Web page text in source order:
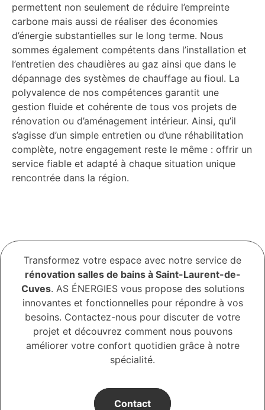
permettent non seulement de réduire l’empreinte
carbone mais aussi de réaliser des économies
d’énergie substantielles sur le long terme. Nous
sommes également compétents dans l’installation et
l’entretien des chaudières au gaz ainsi que dans le
dépannage des systèmes de chauffage au fioul. La
polyvalence de nos compétences garantit une
gestion fluide et cohérente de tous vos projets de
rénovation ou d’aménagement intérieur. Ainsi, qu’il
s’agisse d’un simple entretien ou d’une réhabilitation
complète, notre engagement reste le même : offrir un
service fiable et adapté à chaque situation unique
rencontrée dans la région.
Transformez votre espace avec notre service de
rénovation salles de bains à Saint-Laurent-de-
Cuves. AS ÉNERGIES vous propose des solutions
innovantes et fonctionnelles pour répondre à vos
besoins. Contactez-nous pour discuter de votre
projet et découvrez comment nous pouvons
améliorer votre confort quotidien grâce à notre
spécialité.
Contact